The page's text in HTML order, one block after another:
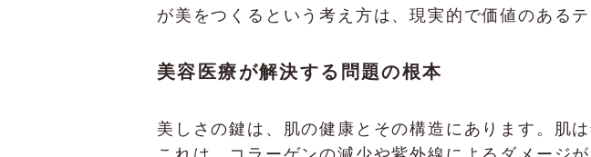
が美をつくるという考え方は、現実的で価値のあるテ
美容医療が解決する問題の根本
美しさの鍵は、肌の健康とその構造にあります。肌